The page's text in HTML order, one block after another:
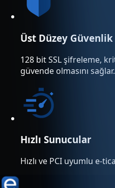
Üst Düzey Güvenlik
128 bit SSL şifreleme,
güvende olmasını sağlar.
Hızlı Sunucular
Hızlı ve PCI uyumlu e-